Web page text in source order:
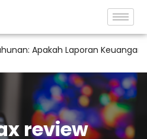
Apakah Laporan Keuangan
review